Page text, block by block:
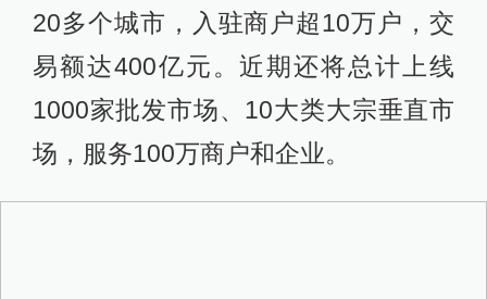
20多个城市，入驻商户超10万户，交
易额达400亿元。近期还将总计上线
1000家批发市场、10大类大宗垂直市
场，服务100万商户和企业。